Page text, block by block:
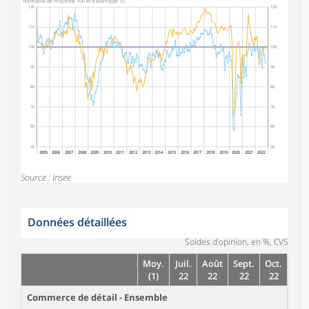
100
110
120
90
80
70
60
50 50
60
70
80
90
100
110
120
2005 2006 2007 2008 2009 2010 2011 2012 2013 2014 2015 2016 2017 2018 2019 2020 2021 2022
Source : Insee
Données détaillées
Soldes d’opinion, en %, CVS
Moy.
(1)
Juil.
22
Août
22
Sept.
22
Oct.
22
Commerce de détail - Ensemble